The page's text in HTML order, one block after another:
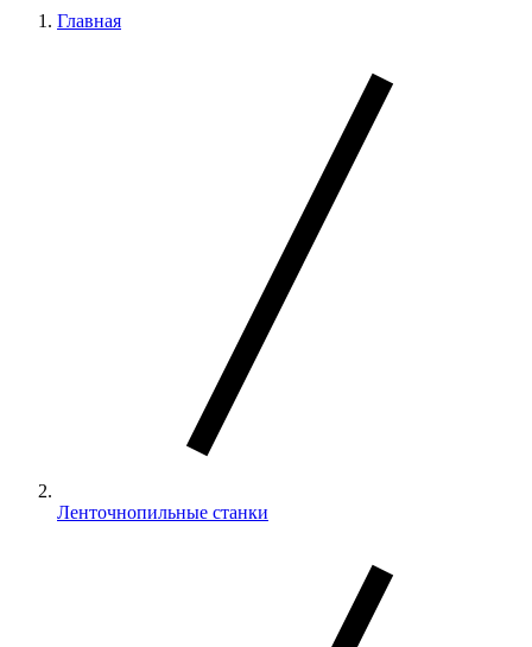
Главная
Ленточнопильные станки